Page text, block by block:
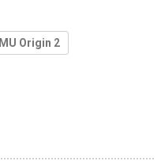
MU Origin 2